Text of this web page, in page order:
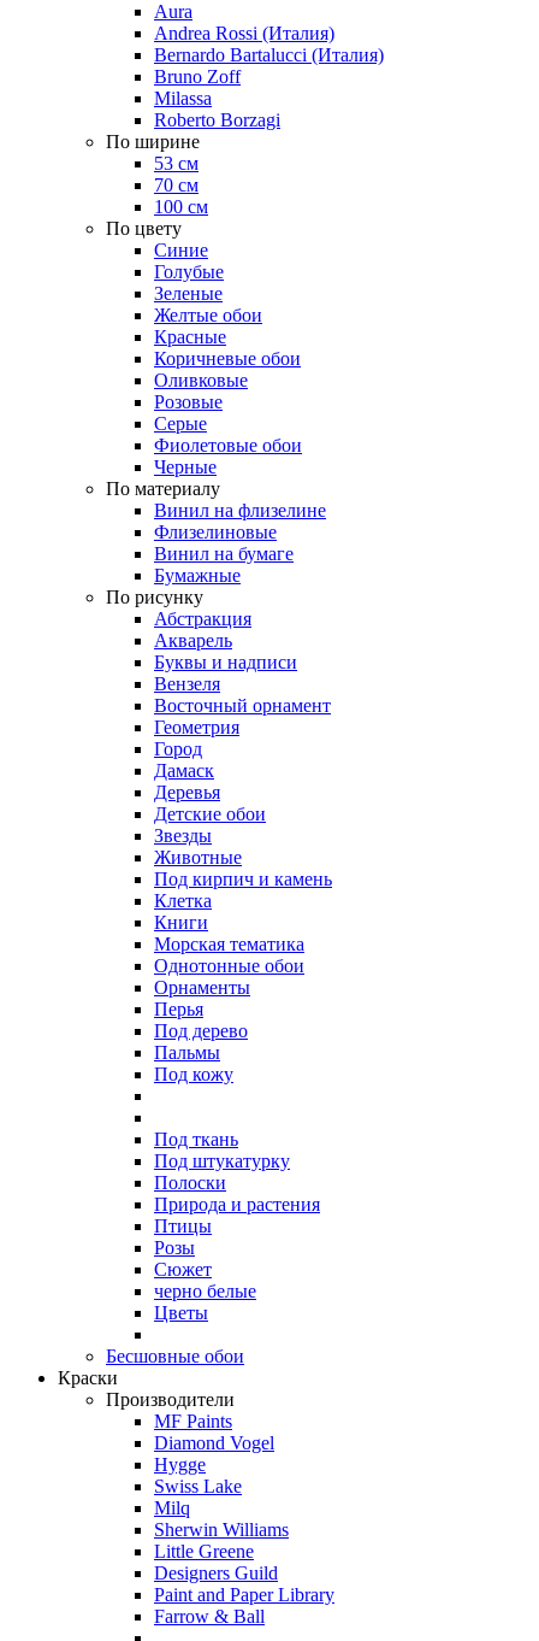
Aura
Andrea Rossi (Италия)
Bernardo Bartalucci (Италия)
Bruno Zoff
Milassa
Roberto Borzagi
По ширине
53 см
70 см
100 см
По цвету
Синие
Голубые
Зеленые
Желтые обои
Красные
Коричневые обои
Оливковые
Розовые
Серые
Фиолетовые обои
Черные
По материалу
Винил на флизелине
Флизелиновые
Винил на бумаге
Бумажные
По рисунку
Абстракция
Акварель
Буквы и надписи
Вензеля
Восточный орнамент
Геометрия
Город
Дамаск
Деревья
Детские обои
Звезды
Животные
Под кирпич и камень
Клетка
Книги
Морская тематика
Однотонные обои
Орнаменты
Перья
Под дерево
Пальмы
Под кожу
Под ткань
Под штукатурку
Полоски
Природа и растения
Птицы
Розы
Сюжет
черно белые
Цветы
Бесшовные обои
Краски
Производители
MF Paints
Diamond Vogel
Hygge
Swiss Lake
Milq
Sherwin Williams
Little Greene
Designers Guild
Paint and Paper Library
Farrow & Ball